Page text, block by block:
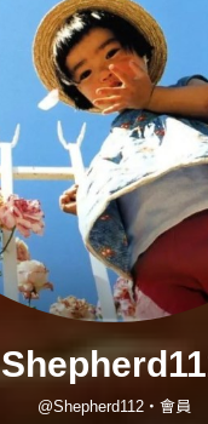
@Shepherd112・會員